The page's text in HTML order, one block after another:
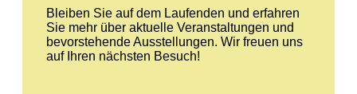
Bleiben Sie auf dem Laufenden und erfahren
Sie mehr über aktuelle Veranstaltungen und
bevorstehende Ausstellungen. Wir freuen uns
auf Ihren nächsten Besuch!